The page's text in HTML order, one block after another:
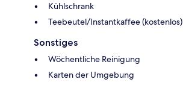
Kühlschrank
Teebeutel/Instantkaffee (kostenlos)
Sonstiges
Wöchentliche Reinigung
Karten der Umgebung